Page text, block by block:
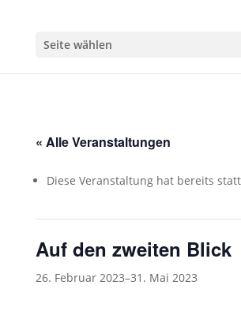
Seite wählen
« Alle Veranstaltungen
Diese Veranstaltung hat bereits
Auf den zweiten Blick
26. Februar 2023–31. Mai 2023